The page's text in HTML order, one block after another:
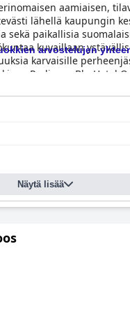
aamiaisen,
lähellä kaupungin
paikallisia
kuvaillaan
karvaisille
Radisson Blu Hotel
arvostelujen
Näytä lisää